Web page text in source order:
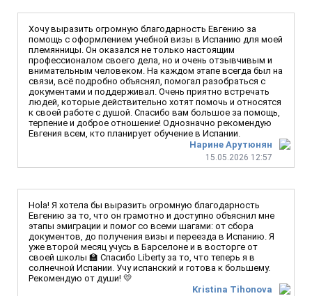
Нарине Арутюнян
15.05.2026 12:57
Хочу выразить огромную благодарность Евгению за
помощь с оформлением учебной визы в Испанию для моей
племянницы. Он оказался не только настоящим
профессионалом своего дела, но и очень отзывчивым и
внимательным человеком. На каждом этапе всегда был на
связи, всё подробно объяснял, помогал разобраться с
документами и поддерживал. Очень приятно встречать
людей, которые действительно хотят помочь и относятся
к своей работе с душой. Спасибо вам большое за помощь,
терпение и доброе отношение! Однозначно рекомендую
Евгения всем, кто планирует обучение в Испании.
Kristina Tihonova
Hola! Я хотела бы выразить огромную благодарность
Евгению за то, что он грамотно и доступно объяснил мне
этапы эмиграции и помог со всеми шагами: от сбора
документов, до получения визы и переезда в Испанию. Я
уже второй месяц учусь в Барселоне и в восторге от
своей школы 🏫 Спасибо Liberty за то, что теперь я в
солнечной Испании. Учу испанский и готова к большему.
Рекомендую от души! 💛